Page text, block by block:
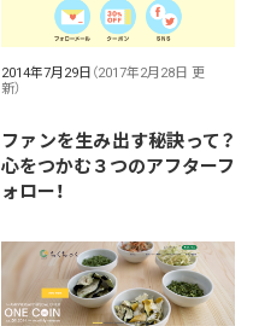
2014年7月29日 （2017年2月28日 更
新）
ファンを生み出す秘訣って？
心をつかむ３つのアフターフ
ォロー！